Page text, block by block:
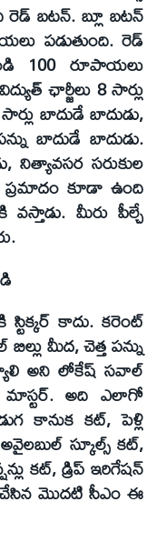
బటన్. బ్లూ బటన్
పడుతుంది. రెడ్
100 రూపాయలు
ఛార్జీలు 8 సార్లు
బాదుడే బాదుడు,
బాదుడే బాదుడు.
నిత్యావసర సరుకుల
ప్రమాదం కూడా ఉంది
మీరు పీల్చే
కాదు. కరెంట్
మీద, చెత్త పన్ను
అని లోకేష్ సవాల్
అది ఎలాగో
కానుక కట్, పెళ్లి
స్కూల్స్ కట్,
కట్, డ్రిప్ ఇరిగేషన్
చేసిన మొదటి సీఎం ఈ